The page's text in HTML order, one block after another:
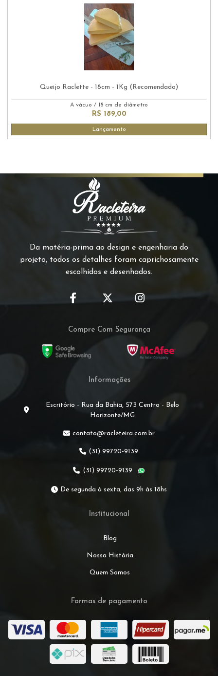
Queijo Raclette - 18cm - 1Kg (Recomendado)
A vácuo / 18 cm de diâmetro
R$ 189,00
Lançamento
Da matéria-prima ao design e engenharia do
projeto, todos os detalhes foram caprichosamente
escolhidos e desenhados.
Compre Com Segurança
Informações
Escritório - Rua da Bahia, 573 Centro - Belo
Horizonte/MG
contato@racleteira.com.br
(31) 99720-9139
(31) 99720-9139
De segunda à sexta, das 9h às 18hs
Institucional
Blog
Nossa História
Quem Somos
Formas de pagamento